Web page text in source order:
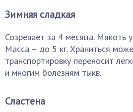
Зимняя сладкая
Созревает за 4 месяца. Мякоть
Масса – до 5 кг. Храниться
транспортировку переносит
и многим болезням тыкв.
Сластена